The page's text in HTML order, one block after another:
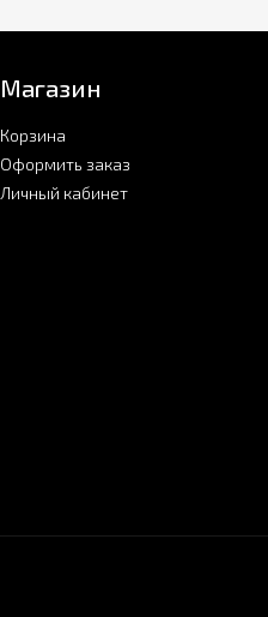
Магазин
Корзина
Оформить заказ
Личный кабинет